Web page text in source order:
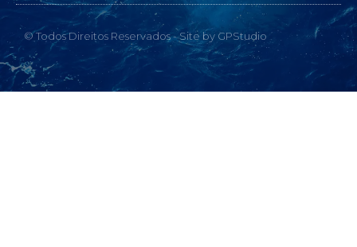
© Todos Direitos Reservados - Site by GPStudio